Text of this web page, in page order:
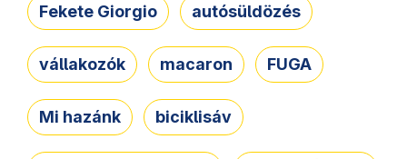
Fekete Giorgio autósüldözés
vállakozók macaron FUGA
Mi hazánk biciklisáv